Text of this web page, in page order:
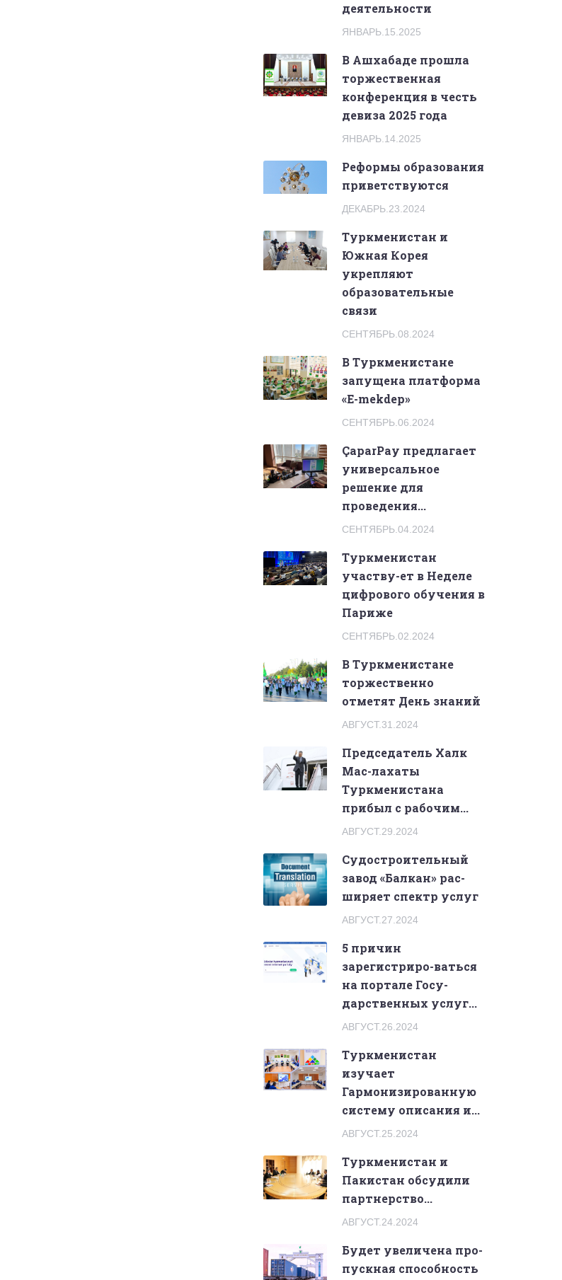
деятельности
ЯНВАРЬ.15.2025
В Ашхабаде прошла
торжественная
конференция в честь
девиза 2025 года
ЯНВАРЬ.14.2025
Реформы образования
приветствуются
ДЕКАБРЬ.23.2024
Туркменистан и
Южная Корея
укрепляют
образовательные
связи
СЕНТЯБРЬ.08.2024
В Туркменистане
запущена платформа
«E-mekdep»
СЕНТЯБРЬ.06.2024
ÇaparPay предлагает
универсальное
решение для
проведения...
СЕНТЯБРЬ.04.2024
Туркменистан
участву-ет в Неделе
цифрового обучения в
Париже
СЕНТЯБРЬ.02.2024
В Туркменистане
торжественно
отметят День знаний
АВГУСТ.31.2024
Председатель Халк
Мас-лахаты
Туркменистана
прибыл с рабочим...
АВГУСТ.29.2024
Судостроительный
завод «Балкан» рас-
ширяет спектр услуг
АВГУСТ.27.2024
5 причин
зарегистриро-ваться
на портале Госу-
дарственных услуг...
АВГУСТ.26.2024
Туркменистан
изучает
Гармонизированную
систему описания и...
АВГУСТ.25.2024
Туркменистан и
Пакистан обсудили
партнерство...
АВГУСТ.24.2024
Будет увеличена про-
пускная способность